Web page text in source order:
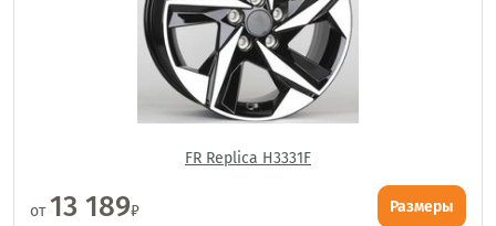
FR Replica H3331F
от13 189₽ Размеры